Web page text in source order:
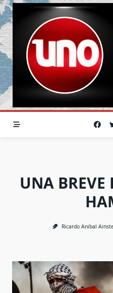
Saltar
al
contenido
UNA BREVE
Ricardo Anibal